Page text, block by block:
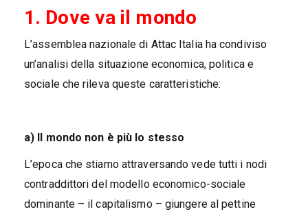
1. Dove va il mondo
L’assemblea nazionale di Attac Italia ha condiviso
un’analisi della situazione economica, politica e
sociale che rileva queste caratteristiche:
a) Il mondo non è più lo stesso
L’epoca che stiamo attraversando vede tutti i nodi
contraddittori del modello economico-sociale
dominante – il capitalismo – giungere al pettine